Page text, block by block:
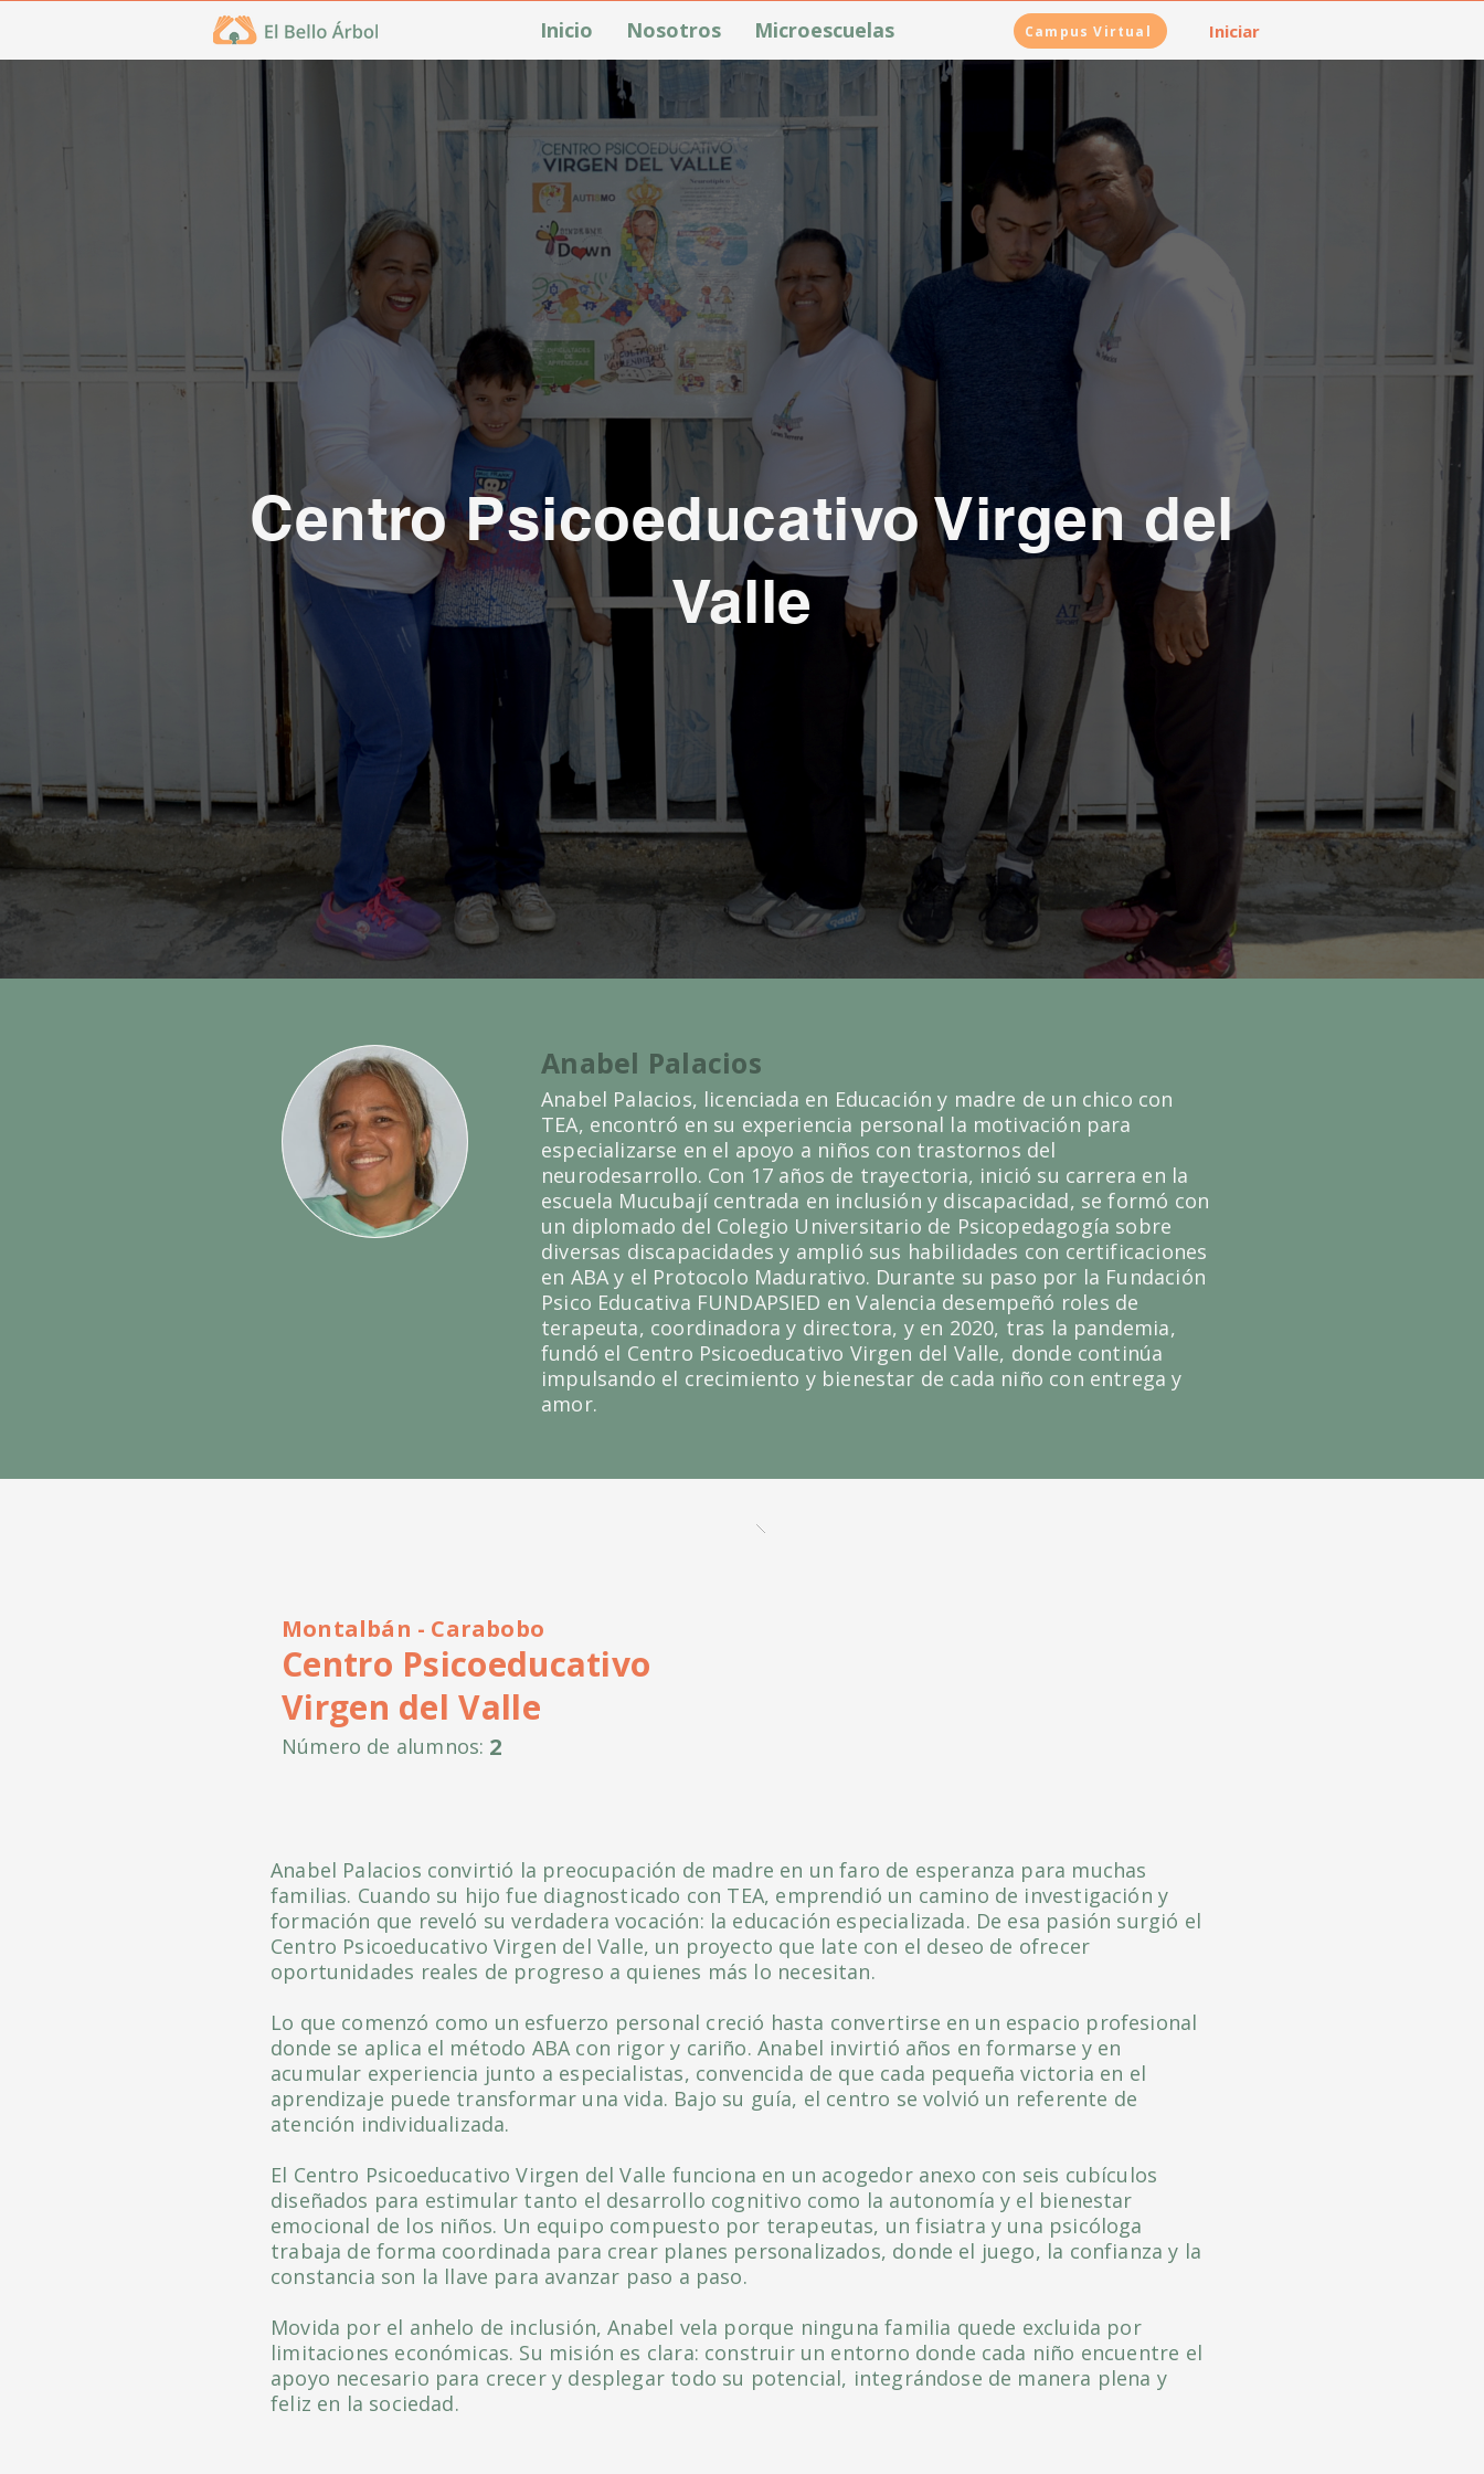
Inicio Nosotros Microescuelas Campus Virtual Iniciar
Centro Psicoeducativo Virgen del
Valle
Anabel Palacios
Anabel Palacios, licenciada en Educación y madre de un chico con
TEA, encontró en su experiencia personal la motivación para
especializarse en el apoyo a niños con trastornos del
neurodesarrollo. Con 17 años de trayectoria, inició su carrera en la
escuela Mucubají centrada en inclusión y discapacidad, se formó con
un diplomado del Colegio Universitario de Psicopedagogía sobre
diversas discapacidades y amplió sus habilidades con certificaciones
en ABA y el Protocolo Madurativo. Durante su paso por la Fundación
Psico Educativa FUNDAPSIED en Valencia desempeñó roles de
terapeuta, coordinadora y directora, y en 2020, tras la pandemia,
fundó el Centro Psicoeducativo Virgen del Valle, donde continúa
impulsando el crecimiento y bienestar de cada niño con entrega y
amor.
Montalbán - Carabobo
Centro Psicoeducativo
Virgen del Valle
2
Número de alumnos:
Anabel Palacios convirtió la preocupación de madre en un faro de esperanza para muchas
familias. Cuando su hijo fue diagnosticado con TEA, emprendió un camino de investigación y
formación que reveló su verdadera vocación: la educación especializada. De esa pasión surgió el
Centro Psicoeducativo Virgen del Valle, un proyecto que late con el deseo de ofrecer
oportunidades reales de progreso a quienes más lo necesitan.
Lo que comenzó como un esfuerzo personal creció hasta convertirse en un espacio profesional
donde se aplica el método ABA con rigor y cariño. Anabel invirtió años en formarse y en
acumular experiencia junto a especialistas, convencida de que cada pequeña victoria en el
aprendizaje puede transformar una vida. Bajo su guía, el centro se volvió un referente de
atención individualizada.
El Centro Psicoeducativo Virgen del Valle funciona en un acogedor anexo con seis cubículos
diseñados para estimular tanto el desarrollo cognitivo como la autonomía y el bienestar
emocional de los niños. Un equipo compuesto por terapeutas, un fisiatra y una psicóloga
trabaja de forma coordinada para crear planes personalizados, donde el juego, la confianza y la
constancia son la llave para avanzar paso a paso.
Movida por el anhelo de inclusión, Anabel vela porque ninguna familia quede excluida por
limitaciones económicas. Su misión es clara: construir un entorno donde cada niño encuentre el
apoyo necesario para crecer y desplegar todo su potencial, integrándose de manera plena y
feliz en la sociedad.